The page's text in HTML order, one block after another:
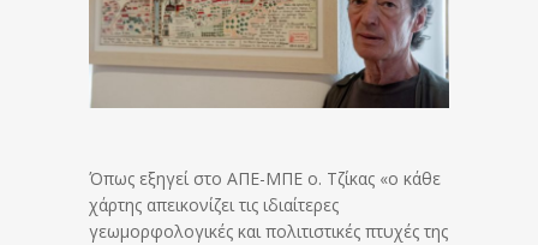
Όπως εξηγεί στο ΑΠΕ-ΜΠΕ ο. Τζίκας «ο κάθε
χάρτης απεικονίζει τις ιδιαίτερες
γεωμορφολογικές και πολιτιστικές πτυχές της